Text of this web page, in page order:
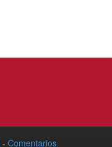
- Comentarios